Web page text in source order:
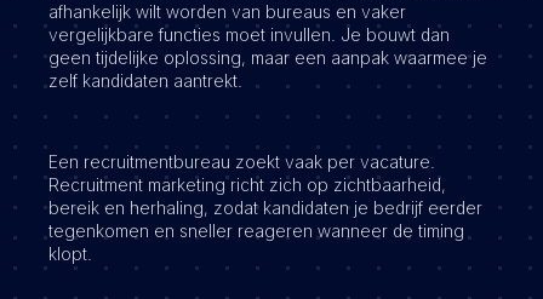
afhankelijk wilt worden van bureaus en vaker
vergelijkbare functies moet invullen. Je bouwt dan
geen tijdelijke oplossing, maar een aanpak waarmee je
zelf kandidaten aantrekt.
Een recruitmentbureau zoekt vaak per vacature.
Recruitment marketing richt zich op zichtbaarheid,
bereik en herhaling, zodat kandidaten je bedrijf eerder
tegenkomen en sneller reageren wanneer de timing
klopt.